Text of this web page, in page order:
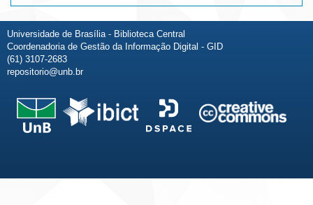
Universidade de Brasília - Biblioteca Central
Coordenadoria de Gestão da Informação Digital - GID
(61) 3107-2683
repositorio@unb.br